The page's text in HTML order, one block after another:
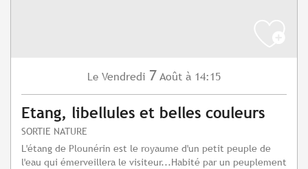
Le Vendredi 7 Août à 14:15
Etang, libellules et belles couleurs
SORTIE NATURE
L'étang de Plounérin est le royaume d'un petit peuple de
l'eau qui émerveillera le visiteur...Habité par un peuplement